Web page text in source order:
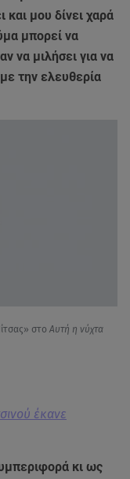
μου δίνει χαρά
μπορεί να
να μιλήσει για να
την ελευθερία
στο Αυτή η νύχτα
έκανε
κι ως